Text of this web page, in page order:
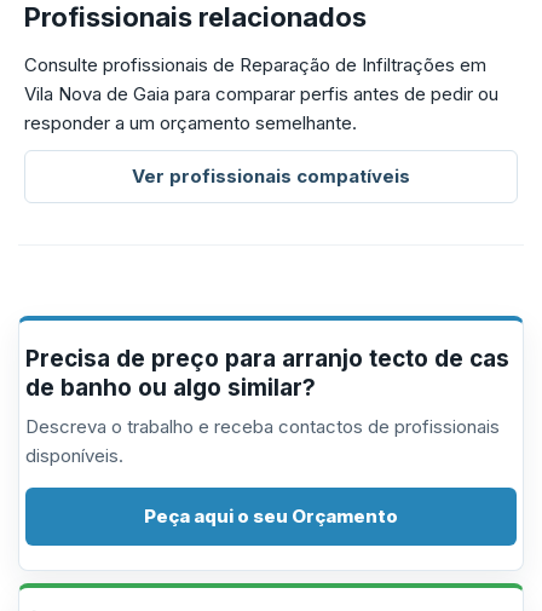
Profissionais relacionados
Consulte profissionais de Reparação de Infiltrações em
Vila Nova de Gaia para comparar perfis antes de pedir ou
responder a um orçamento semelhante.
Ver profissionais compatíveis
Precisa de preço para arranjo tecto de cas
de banho ou algo similar?
Descreva o trabalho e receba contactos de profissionais
disponíveis.
Peça aqui o seu Orçamento